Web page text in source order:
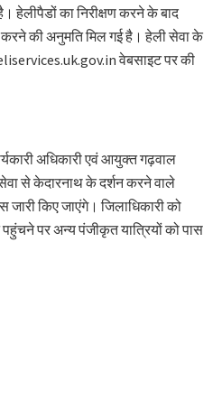
हेलीपैडों का निरीक्षण करने के बाद
की अनुमति मिल गई है। हेली सेवा के
वेबसाइट पर की
अधिकारी एवं आयुक्त गढ़वाल
से केदारनाथ के दर्शन करने वाले
जारी किए जाएंगे। जिलाधिकारी को
पहुंचने पर अन्य पंजीकृत यात्रियों को पास